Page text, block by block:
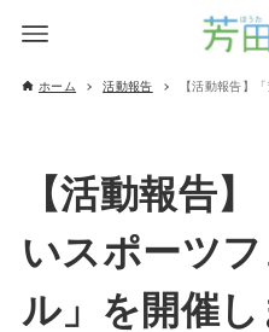
ホーム 活動報告 【活動報告】
【活動報告
いスポーツ
ル」を開催し